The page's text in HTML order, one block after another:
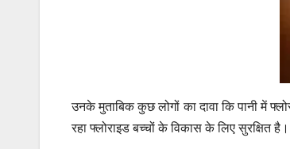
उनके मुताबिक कुछ लोगों का दावा कि पानी में
रहा फ्लोराइड बच्चों के विकास के लिए सुरक्षित है।